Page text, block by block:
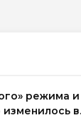
режима и
в